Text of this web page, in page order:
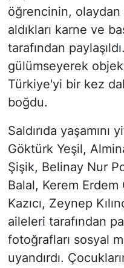
öğrencinin, olaydan
aldıkları karne ve
tarafından
gülümseyerek
Türkiye'yi bir kez
boğdu.
Saldırıda
Göktürk Yeşil,
Şişik, Belinay Nur
Balal, Kerem
Kazıcı, Zeynep
aileleri tarafından
fotoğrafları sosyal
uyandırdı.